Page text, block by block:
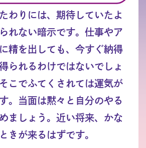
わりには、期待していたよ
れない暗示です。仕事やア
精を出しても、今すぐ納得
られるわけではないでしょ
こでふてくされては運気が
。当面は黙々と自分のやる
ましょう。近い将来、かな
きが来るはずです。